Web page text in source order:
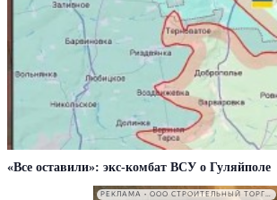
«Все оставили»: экс-комбат ВСУ о Гуляйполе
РЕКЛАМА • ООО СТРОИТЕЛЬНЫЙ ТОРГОВЫЙ ДОМ «ПЕТРОВИЧ». ИНН: 7802348846